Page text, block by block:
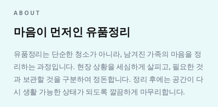
ABOUT
마음이 먼저인 유품정리
유품정리는 단순한 청소가 아니라, 남겨진 가족의 마음을 정
리하는 과정입니다. 현장 상황을 세심하게 살피고, 필요한 것
과 보관할 것을 구분하여 정돈합니다. 정리 후에는 공간이 다
시 생활 가능한 상태가 되도록 깔끔하게 마무리합니다.